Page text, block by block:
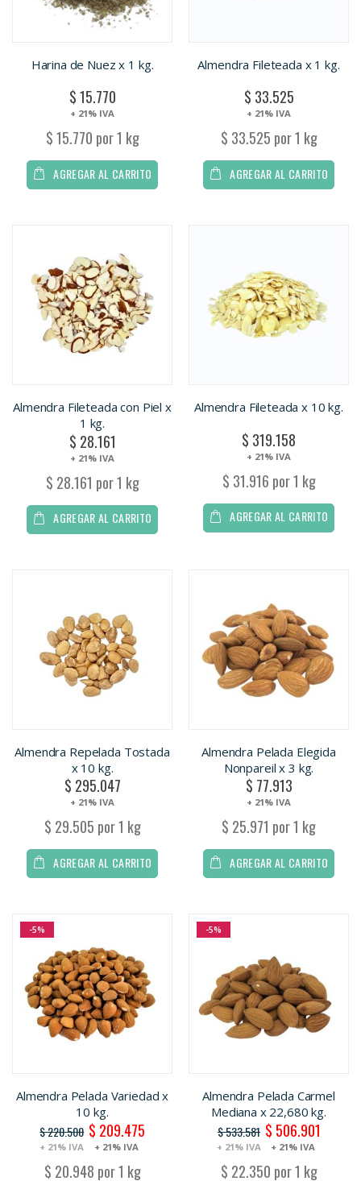
Harina de Nuez x 1 kg.
$ 15.770
+ 21% IVA
$ 15.770 por 1 kg
AGREGAR AL CARRITO
Almendra Fileteada x 1 kg.
$ 33.525
+ 21% IVA
$ 33.525 por 1 kg
AGREGAR AL CARRITO
Almendra Fileteada con Piel x
1 kg.
$ 28.161
+ 21% IVA
$ 28.161 por 1 kg
AGREGAR AL CARRITO
Almendra Fileteada x 10 kg.
$ 319.158
+ 21% IVA
$ 31.916 por 1 kg
AGREGAR AL CARRITO
Almendra Repelada Tostada
x 10 kg.
$ 295.047
+ 21% IVA
$ 29.505 por 1 kg
AGREGAR AL CARRITO
Almendra Pelada Elegida
Nonpareil x 3 kg.
$ 77.913
+ 21% IVA
$ 25.971 por 1 kg
AGREGAR AL CARRITO
-5%
Almendra Pelada Variedad x
10 kg.
$ 220.500
+ 21% IVA
Oferta
$ 209.475
+ 21% IVA
$ 20.948 por 1 kg
-5%
Almendra Pelada Carmel
Mediana x 22,680 kg.
$ 533.581
+ 21% IVA
Oferta
$ 506.901
+ 21% IVA
$ 22.350 por 1 kg